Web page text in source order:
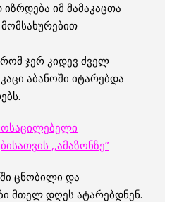
იმ მამაკაცთა
რომ ჯერ კიდევ ძველ
აბანოში იტარებდა
,,ამაზონზე”
ცნობილი და
მთელ დღეს ატარებდნენ.